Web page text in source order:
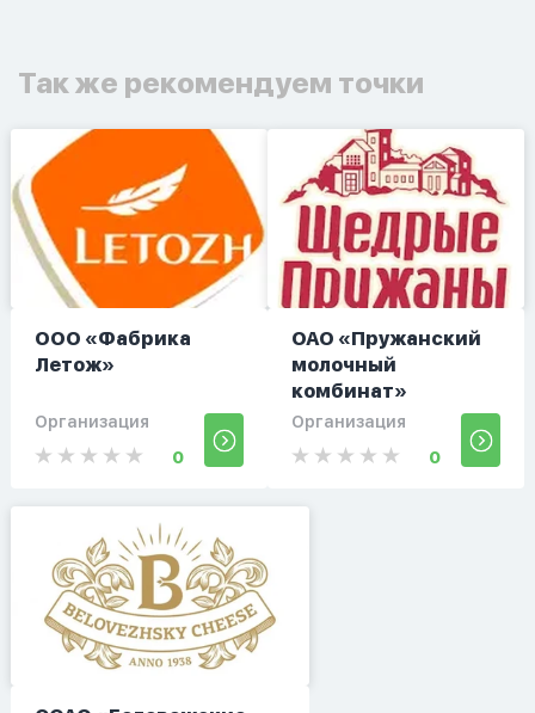
Так же рекомендуем точки
ООО «Фабрика
Летож»
Организация
0
ОАО «Пружанский
молочный
комбинат»
Организация
0